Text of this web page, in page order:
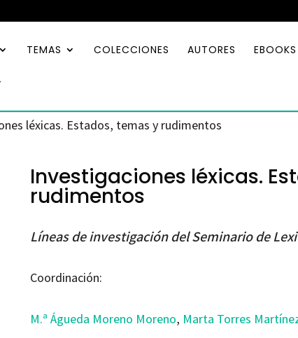
TEMAS COLECCIONES AUTORES EBOOKS
léxicas. Estados, temas y rudimentos
Investigaciones léxicas.
rudimentos
Líneas de investigación del Seminario de
Coordinación:
M.ª Águeda Moreno Moreno, Marta Torres